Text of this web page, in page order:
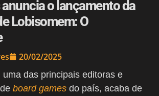
o lançamento da
Lobisomem: O
20/02/2025
uma das principais editoras e
board games do país, acaba de